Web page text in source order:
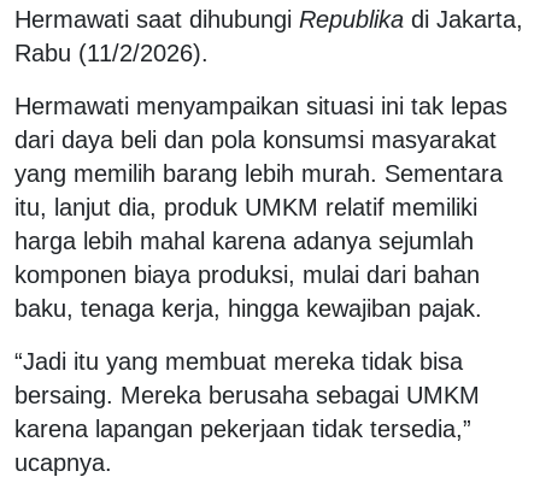
Hermawati saat dihubungi Republika di Jakarta,
Rabu (11/2/2026).
Hermawati menyampaikan situasi ini tak lepas
dari daya beli dan pola konsumsi masyarakat
yang memilih barang lebih murah. Sementara
itu, lanjut dia, produk UMKM relatif memiliki
harga lebih mahal karena adanya sejumlah
komponen biaya produksi, mulai dari bahan
baku, tenaga kerja, hingga kewajiban pajak.
“Jadi itu yang membuat mereka tidak bisa
bersaing. Mereka berusaha sebagai UMKM
karena lapangan pekerjaan tidak tersedia,”
ucapnya.